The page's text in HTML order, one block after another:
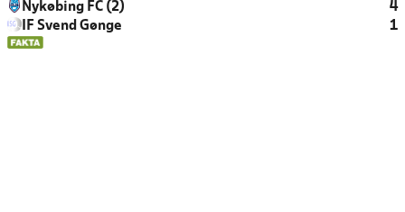
Nykøbing FC (2)
4
IF Svend Gønge
1